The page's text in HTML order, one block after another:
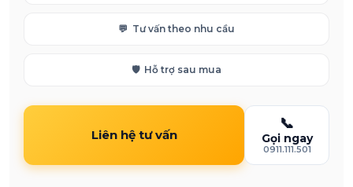
💬 Tư vấn theo nhu cầu
🛡️ Hỗ trợ sau mua
Liên hệ tư vấn
📞
Gọi ngay
0911.111.501